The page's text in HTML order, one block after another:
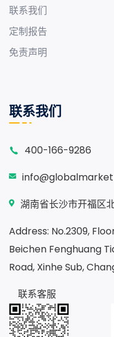
联系我们
定制报告
免责声明
联系我们
400-166-9286
湖南省长沙市开福区
Address: No.2309,
Beichen Fenghuang
Road, Xinhe Sub,
联系客服